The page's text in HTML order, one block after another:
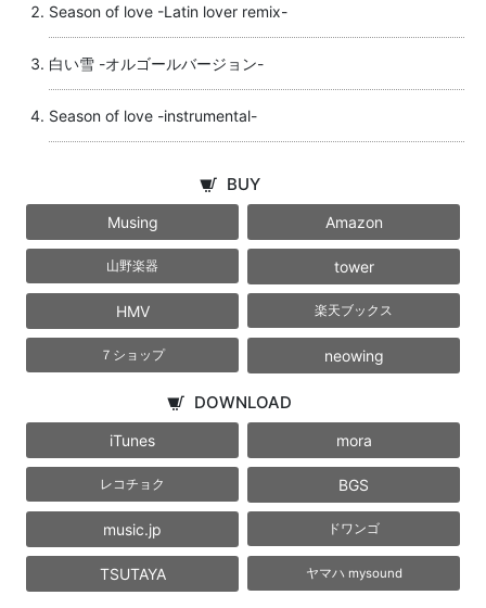
Season of love -Latin lover remix-
白い雪 -オルゴールバージョン-
Season of love -instrumental-
BUY
Musing Amazon
山野楽器 tower
HMV 楽天ブックス
７ショップ neowing
DOWNLOAD
iTunes mora
レコチョク BGS
music.jp ドワンゴ
TSUTAYA ヤマハ mysound